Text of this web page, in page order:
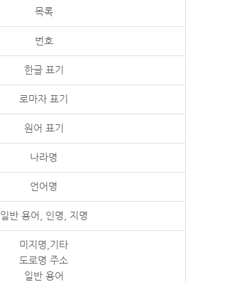
목록
번호
한글 표기
로마자 표기
원어 표기
나라명
언어명
일반 용어, 인명, 지명
미지명,기타
도로명 주소
일반 용어